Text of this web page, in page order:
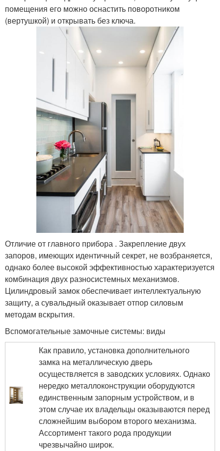
помещения его можно оснастить поворотником
(вертушкой) и открывать без ключа.
Отличие от главного прибора . Закрепление двух
запоров, имеющих идентичный секрет, не возбраняется,
однако более высокой эффективностью характеризуется
комбинация двух разносистемных механизмов.
Цилиндровый замок обеспечивает интеллектуальную
защиту, а сувальдный оказывает отпор силовым
методам вскрытия.
Вспомогательные замочные системы: виды
Как правило, установка дополнительного
замка на металлическую дверь
осуществляется в заводских условиях. Однако
нередко металлоконструкции оборудуются
единственным запорным устройством, и в
этом случае их владельцы оказываются перед
сложнейшим выбором второго механизма.
Ассортимент такого рода продукции
чрезвычайно широк.